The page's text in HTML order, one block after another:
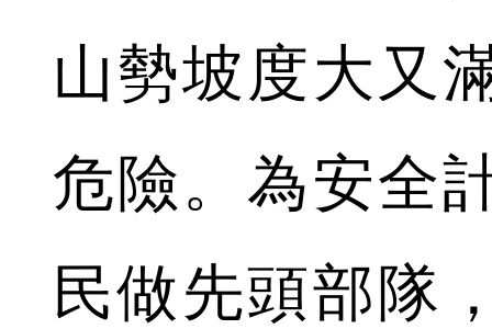
山勢坡度大又
危險。為安全
民做先頭部隊